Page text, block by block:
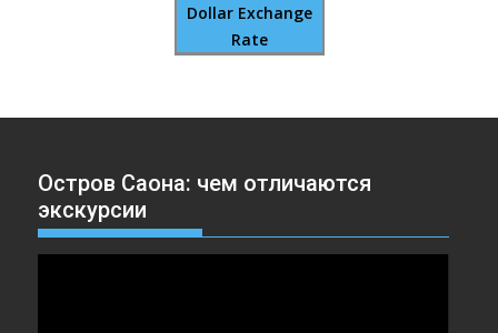
Dollar Exchange
Rate
Остров Саона: чем отличаются
экскурсии